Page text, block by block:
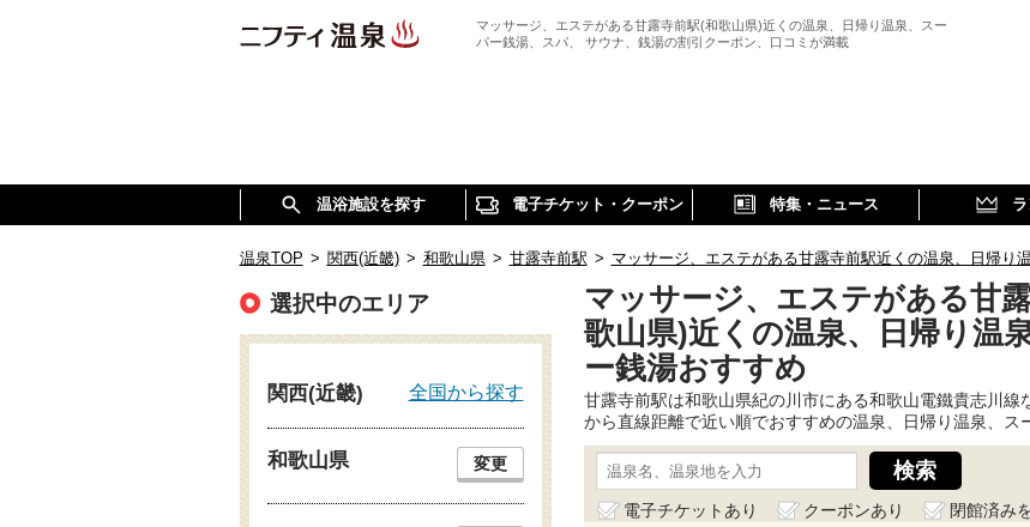
マッサージ、エステがある甘露寺前駅(和歌山県)近くの温泉、日帰り温泉、スー
パー銭湯、スパ、 サウナ、銭湯の割引クーポン、口コミが満載
温浴施設を探す 電子チケット・クーポン 特集・ニュース
温泉TOP > 関西(近畿) > 和歌山県 > 甘露寺前駅 > マッサージ、エステがある甘露寺前駅近くの温泉、日帰り
マッサージ、エステがある甘
歌山県)近くの温泉、日帰り温
ー銭湯おすすめ
甘露寺前駅は和歌山県紀の川市にある和歌山電鐵貴志川
から直線距離で近い順でおすすめの温泉、日帰り温泉、ス
電子チケットあり クーポンあり
閉館済み
選択中のエリア
関西(近畿) 全国から探す
和歌山県 変更